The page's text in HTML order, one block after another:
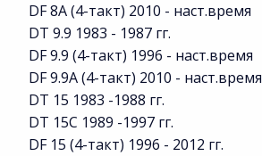
DF 8A (4-такт) 2010 - наст.время
DT 9.9 1983 - 1987 гг.
DF 9.9 (4-такт) 1996 - наст.время
DF 9.9A (4-такт) 2010 - наст.время
DT 15 1983 -1988 гг.
DT 15C 1989 -1997 гг.
DF 15 (4-такт) 1996 - 2012 гг.